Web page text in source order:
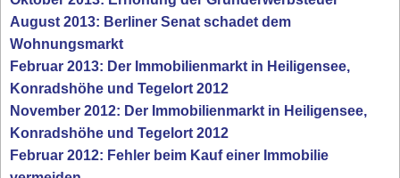
August 2013: Berliner Senat schadet dem
Wohnungsmarkt
Februar 2013: Der Immobilienmarkt in Heiligensee,
Konradshöhe und Tegelort 2012
November 2012: Der Immobilienmarkt in Heiligensee,
Konradshöhe und Tegelort 2012
Februar 2012: Fehler beim Kauf einer Immobilie